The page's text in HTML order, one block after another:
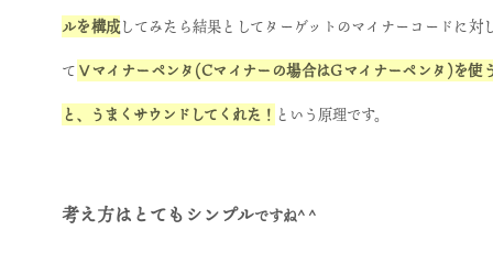
ルを構成してみたら結果としてターゲットのマイナーコードに対
て Ⅴマイナーペンタ(Cマイナーの場合はGマイナーペンタ)を使
と、うまくサウンドしてくれた！ という原理です。
考え方はとてもシンプルですね^ ^